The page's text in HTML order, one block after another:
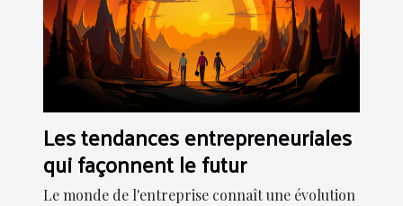
Les tendances entrepreneuriales
qui façonnent le futur
Le monde de l'entreprise connaît une évolution